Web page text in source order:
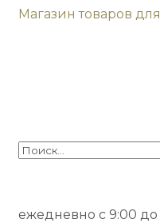
Магазин товаров
ежедневно с 9:00 до